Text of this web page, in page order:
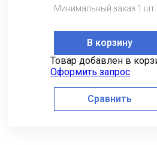
Минимальный заказ 1 шт.
В корзину
Товар добавлен в
Оформить запрос
Сравнить